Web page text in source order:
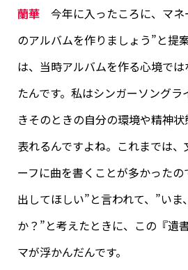
蘭華今年に入ったころに、マネ
のアルバムを作りましょう”と提
は、当時アルバムを作る心境で
たんです。私はシンガーソングラ
きそのときの自分の環境や精神
表れるんですよね。これまでは
ーフに曲を書くことが多かったの
出してほしい”と言われて、”いま
か？”と考えたときに、この『遺
マが浮かんだんです。